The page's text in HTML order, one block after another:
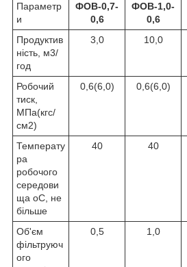
Параметр
и
ФОВ-0,7-
0,6
ФОВ-1,0-
0,6
Продуктив
ність, м3/
год
3,0 10,0
Робочий
тиск,
МПа(кгс/
см2)
0,6(6,0) 0,6(6,0)
Температу
ра
робочого
середови
ща оС, не
більше
40 40
Об'єм
фільтруюч
ого
0,5 1,0